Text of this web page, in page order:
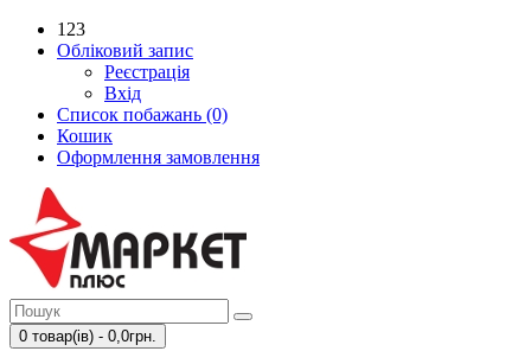
123
Обліковий запис
Реєстрація
Вхід
Список побажань (0)
Кошик
Оформлення замовлення
0 товар(ів) - 0,0грн.